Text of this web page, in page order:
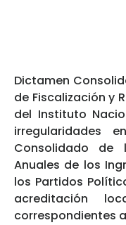
Dictamen
de Fiscalización y
del Instituto
irregularidades
Consolidado de
Anuales de los
los Partidos
acreditación
correspondientes